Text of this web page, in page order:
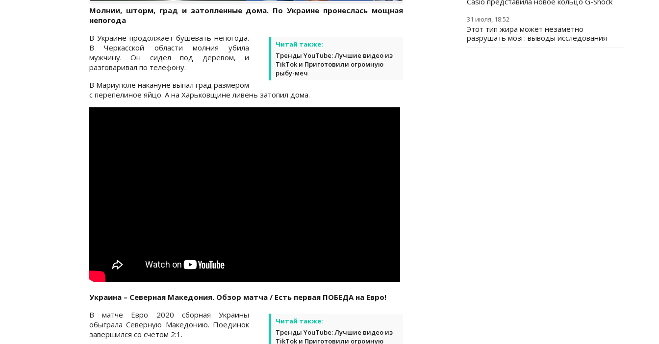
Молнии, шторм, град и затопленные дома. По Украине пронеслась мощная
непогода
Читай также:
Тренды YouTube: Лучшие видео из
TikTok и Приготовили огромную
рыбу-меч
В Украине продолжает бушевать непогода.
В Черкасской области молния убила
мужчину. Он сидел под деревом, и
разговаривал по телефону.
В Мариуполе накануне выпал град размером
с перепелиное яйцо. А на Харьковщине ливень затопил дома.
Украина – Северная Македония. Обзор матча / Есть первая ПОБЕДА на Евро!
Читай также:
Тренды YouTube: Лучшие видео из
TikTok и Приготовили огромную
В матче Евро 2020 сборная Украины
обыграла Северную Македонию. Поединок
завершился со счетом 2:1.
31 июля, 18:52
Этот тип жира может незаметно
разрушать мозг: выводы исследования